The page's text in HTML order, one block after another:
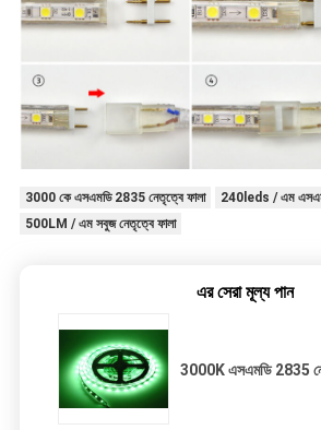
3000 কে এসএমডি 2835 নেতৃত্বে ফালা
240leds / এম
500LM / এম সবুজ নেতৃত্বে ফালা
এর সেরা মূল্য পান
3000K এসএমডি 2835